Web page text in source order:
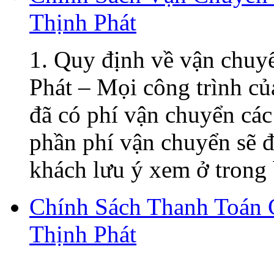
Thịnh Phát
1. Quy định về vận
Phát – Mọi công trình
đã có phí vận chuyển
phần phí vận chuyển sẽ
khách lưu ý xem ở trong
Chính Sách Thanh Toán
Thịnh Phát